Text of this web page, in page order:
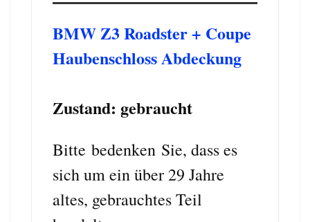
BMW Z3 Roadster + Coupe
Haubenschloss Abdeckung
Zustand: gebraucht
Bitte bedenken Sie, dass es
sich um ein über 29 Jahre
altes, gebrauchtes Teil